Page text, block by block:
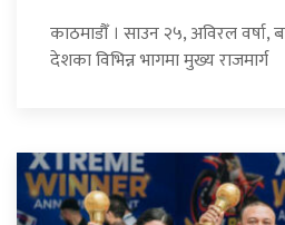
काठमाडौँ । साउन २५, अविरल वर्षा,
देशका विभिन्न भागमा मुख्य राजमार्ग